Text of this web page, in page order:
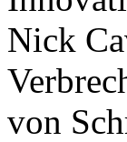
Nick
von